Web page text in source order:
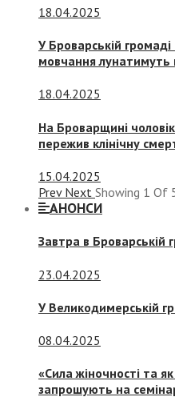
18.04.2025
У Броварській
мовчання лунатимуть
18.04.2025
На Броварщині
пережив клінічну
15.04.2025
Prev Next Showing 1 Of
АНОНСИ
Завтра в Броварській
23.04.2025
У Великодимерській
08.04.2025
«Сила жіночності та
запрошують на